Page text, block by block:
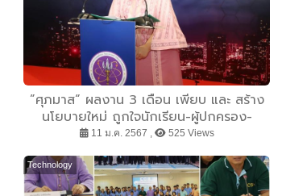
”ศุภมาส“ ผลงาน 3 เดือน เพียบ และ สร้าง
นโยบายใหม่ ถูกใจนักเรียน-ผู้ปกครอง-
ประชาชน ย้ำ ”เรียนดี มีความสุข มีรายได้ และ
วิจัยตอบโจทย์“ ด้านอธิการบดี-หน่วยวิทย์ทั่ว
ประเทศ ขานรับนโยบาย อว.ยุคใหม่ ขับเคลื่อน
อนาคตประเทศไทย
11 ม.ค. 2567 , 525 Views
Technology